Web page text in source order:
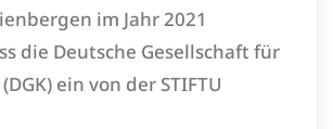
im Jahr 2021
die Deutsche Gesellschaft für
ein von der STIFTU